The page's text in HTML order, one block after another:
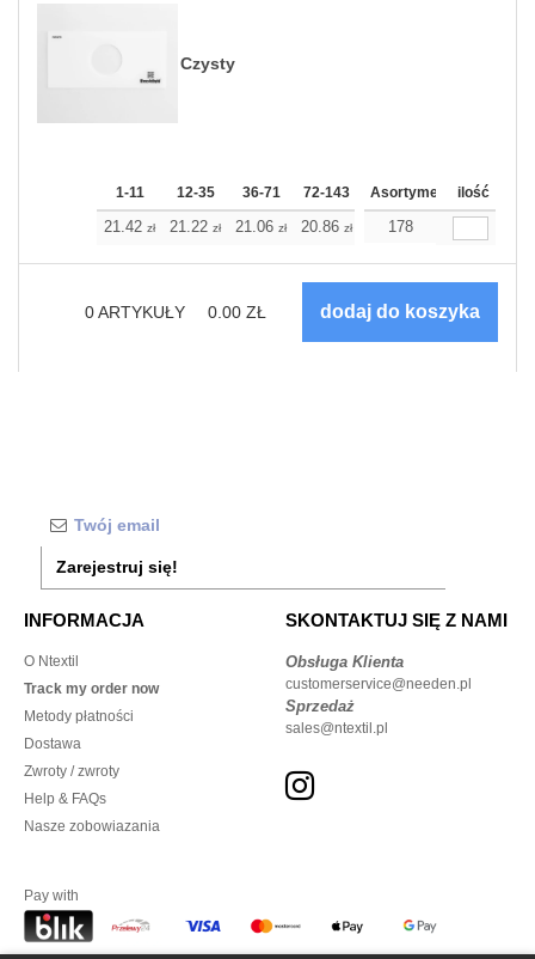
Czysty
1-11 12-35 36-71 72-143 144-287 288 Dodaj
Asortyment ilość
21.42 zł 21.22 zł 21.06 zł 20.86 zł 20.70zł
178
0ARTYKUŁY 0.00 ZŁ
Zarejestruj się!
INFORMACJA
O Ntextil
Track my order now
Metody płatności
Dostawa
Zwroty / zwroty
Help & FAQs
Nasze zobowiazania
SKONTAKTUJ SIĘ Z NAMI
Obsługa Klienta
customerservice@needen.pl
Sprzedaż
sales@ntextil.pl
Pay with